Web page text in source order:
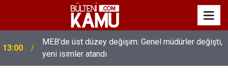
13:00
MEB’de üst düzey değişim: Genel müdürler değişti,
yeni isimler atandı